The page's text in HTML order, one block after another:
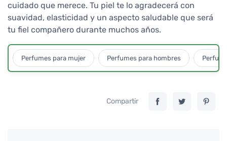
cuidado que merece. Tu piel te lo agradecerá con
suavidad, elasticidad y un aspecto saludable que será
tu fiel compañero durante muchos años.
Perfumes para mujer Perfumes para hombres
Compartir